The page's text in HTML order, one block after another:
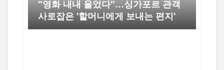
"영화 내내 울었다"…싱가포르 관객
사로잡은 '할머니에게 보내는 편지'